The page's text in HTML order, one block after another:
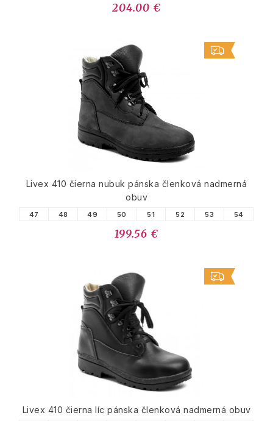
204.00 €
Livex 410 čierna nubuk pánska členková nadmerná
obuv
47 48 49 50 51 52 53 54
199.56 €
Livex 410 čierna líc pánska členková nadmerná obuv